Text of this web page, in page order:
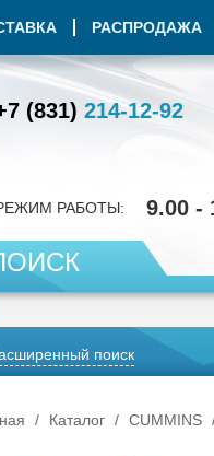
РАСПРОДАЖА
(831) 214-12-92
РАБОТЫ:
9.00 -
поиск
Каталог CUMMINS